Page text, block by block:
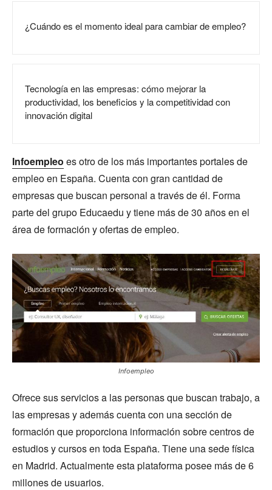
¿Cuándo es el momento ideal para cambiar de empleo?
Tecnología en las empresas: cómo mejorar la
productividad, los beneficios y la competitividad con
innovación digital
Infoempleo es otro de los más importantes portales de
empleo en España. Cuenta con gran cantidad de
empresas que buscan personal a través de él. Forma
parte del grupo Educaedu y tiene más de 30 años en el
área de formación y ofertas de empleo.
Infoempleo
Ofrece sus servicios a las personas que buscan trabajo, a
las empresas y además cuenta con una sección de
formación que proporciona información sobre centros de
estudios y cursos en toda España. Tiene una sede física
en Madrid. Actualmente esta plataforma posee más de 6
millones de usuarios.